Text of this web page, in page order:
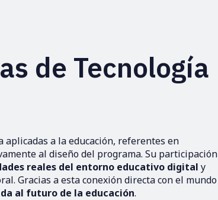
de Tecnología
aplicadas a la educación, referentes en
al diseño del programa. Su participación
reales del entorno educativo digital y
Gracias a esta conexión directa con el mundo
al futuro de la educación.